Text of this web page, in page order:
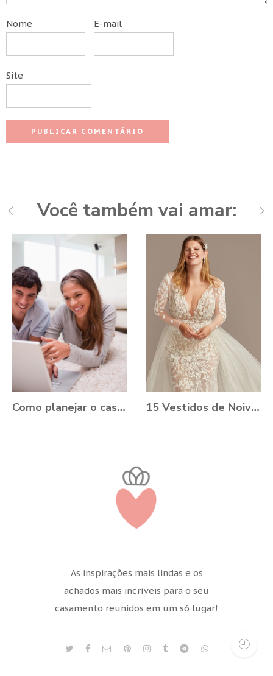
Nome E-mail
Site
Você também vai amar:
Como planejar o casamento durante a Pandemia? 15 Vestidos de Noiva Plus Size para você se apaixonar
As inspirações mais lindas e os
achados mais incríveis para o seu
casamento reunidos em um só lugar!